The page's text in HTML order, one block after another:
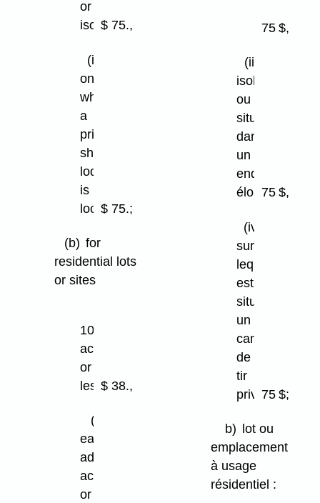
or
isolated
$ 75.,
(iv)
on
which
a
private
shooting
lodge
is
located
$ 75.;
(b) for
residential lots
or sites
10
acres
or
less$ 38.,
(ii)
each
additional
acre
or
route
75 $,
(iii)
isolé
ou
situé
dans
un
endroit
éloigné75 $,
(iv)
sur
lequel
est
situé
un
camp
de
tir
privé75 $;
b)
lot ou
emplacement
à usage
résidentiel :